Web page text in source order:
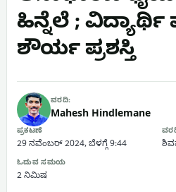
ಹಿನ್ನೆಲೆ ;
ಶೌರ್ಯ ಪ್ರಶಸ್ತಿ
ವರದಿ:
Mahesh Hindlemane
ಪ್ರಕಟಣೆ
29 ನವೆಂಬರ್ 2024, ಬೆಳಗ್ಗೆ 9:44
ಓದುವ ಸಮಯ
2 ನಿಮಿಷ